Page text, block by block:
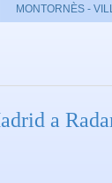
MONTORNÈS -
a